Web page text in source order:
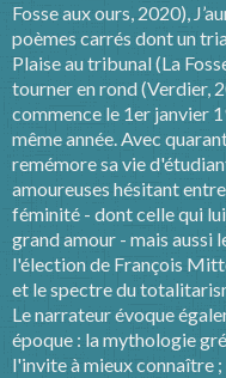
Fosse aux ours, 2020),
poèmes carrés dont un
Plaise au tribunal (La
tourner en rond (Verdier,
commence le 1er janvier
même année. Avec
remémore sa vie
amoureuses hésitant
féminité - dont celle qui
grand amour - mais aussi
l'élection de François
et le spectre du
Le narrateur évoque
époque : la mythologie
l'invite à mieux connaître